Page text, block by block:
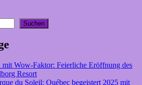
Suchen
mit Wow-Faktor: Feierliche Eröffnung des
Resort
du Soleil: Québec begeistert 2025 mit